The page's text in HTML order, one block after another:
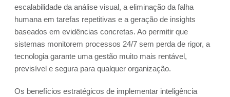
escalabilidade da análise visual, a eliminação da falha
humana em tarefas repetitivas e a geração de insights
baseados em evidências concretas. Ao permitir que
sistemas monitorem processos 24/7 sem perda de rigor, a
tecnologia garante uma gestão muito mais rentável,
previsível e segura para qualquer organização.
Os benefícios estratégicos de implementar inteligência